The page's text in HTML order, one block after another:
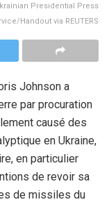
Presidential Press
Handout via REUTERS
Johnson a
par procuration
causé des
en Ukraine,
en particulier
de revoir sa
de missiles du